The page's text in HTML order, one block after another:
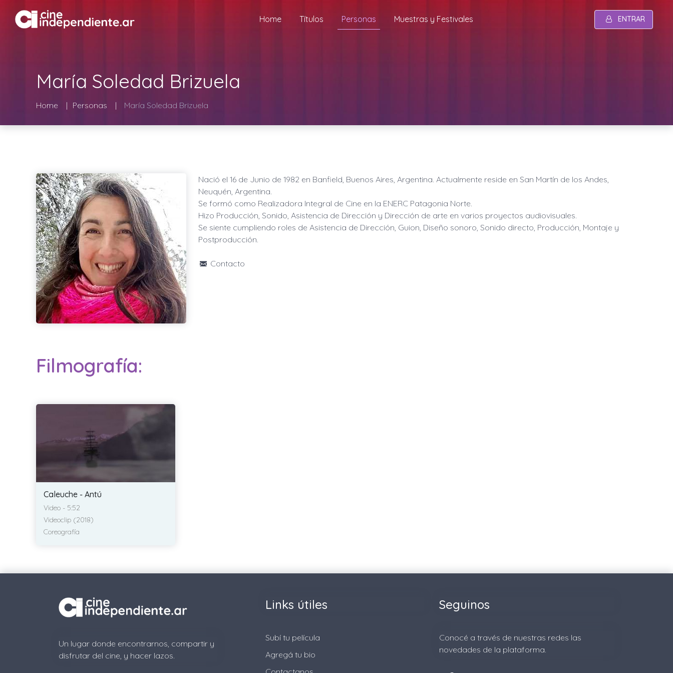
Home Títulos Personas Muestras y Festivales ENTRAR
María Soledad Brizuela
Home Personas María Soledad Brizuela
Nació el 16 de Junio de 1982 en Banfield, Buenos Aires, Argentina. Actualmente reside en San Martín de los Andes,
Neuquén, Argentina.
Se formó como Realizadora Integral de Cine en la ENERC Patagonia Norte.
Hizo Producción, Sonido, Asistencia de Dirección y Dirección de arte en varios proyectos audiovisuales.
Se siente cumpliendo roles de Asistencia de Dirección, Guion, Diseño sonoro, Sonido directo, Producción, Montaje y
Postproducción.
Contacto
Filmografía:
Caleuche - Antú
Video - 5:52
Videoclip (2018)
Coreografía
Un lugar donde encontrarnos, compartir y
disfrutar del cine, y hacer lazos.
Links útiles
Subí tu película
Agregá tu bio
Seguinos
Conocé a través de nuestras redes las
novedades de la plataforma.